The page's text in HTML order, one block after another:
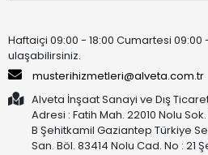
Haftaiçi 09:00 - 18:00 Cumartesi 09:00
ulaşabilirsiniz.
musterihizmetleri@alveta.com.tr
Alveta İnşaat Sanayi ve Dış
Adresi : Fatih Mah. 22010 Nolu
B Şehitkamil Gaziantep Türkiye
San. Böl. 83414 Nolu Cad. No : 21